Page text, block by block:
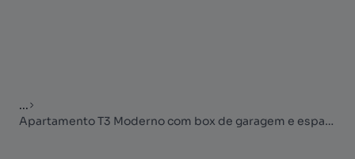
...
Apartamento T3 Moderno com box de garagem e espaço exterior no Amea...